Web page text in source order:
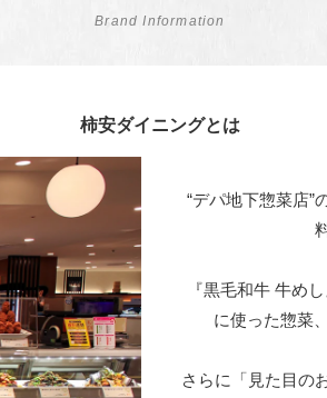
Brand Information
柿安ダイニングとは
“デパ地下惣菜店”
『黒毛和牛 牛め
に使った惣菜
さらに「見た目の